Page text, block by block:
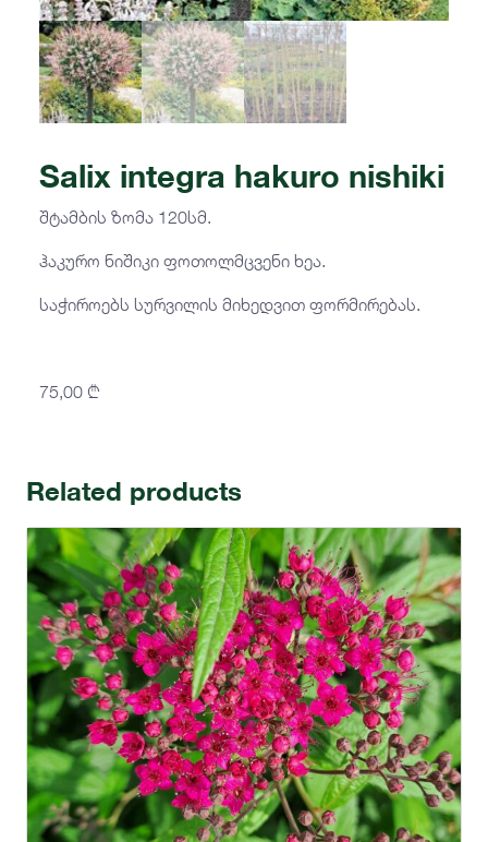
Salix integra hakuro nishiki
შტამბის ზომა 120სმ.
ჰაკურო ნიშიკი ფოთოლმცვენი ხეა.
საჭიროებს სურვილის მიხედვით ფორმირებას.
75,00 ₾
Related products